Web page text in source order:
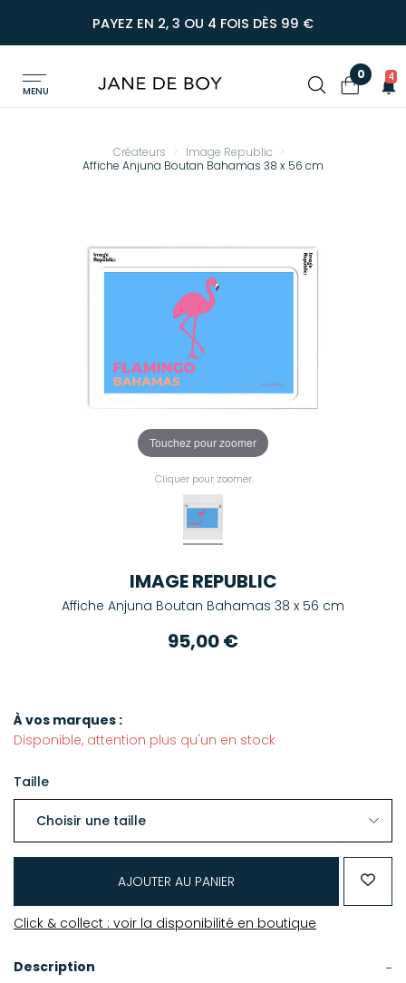
PAYEZ EN 2, 3 OU 4 FOIS DÈS 99 €
MENU
0 4
Créateurs
Image Republic
Affiche Anjuna Boutan Bahamas 38 x 56 cm
Touchez pour zoomer
Cliquer pour zoomer
IMAGE REPUBLIC
Affiche Anjuna Boutan Bahamas 38 x 56 cm
95,00 €
À vos marques :
Disponible, attention plus qu'un en stock
Taille
AJOUTER AU PANIER
Click & collect : voir la disponibilité en boutique
Description